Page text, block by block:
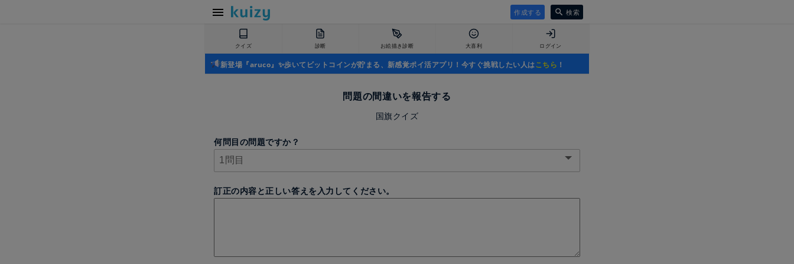
作成する 検索
クイズ 診断 お絵描き診断 大喜利 ログイン
新登場『aruco』✨歩いてビットコインが貯まる、新感覚ポイ活アプリ！今すぐ挑戦したい人はこちら ！
問題の間違いを報告する
国旗クイズ
何問目の問題ですか？
訂正の内容と正しい答えを入力してください。